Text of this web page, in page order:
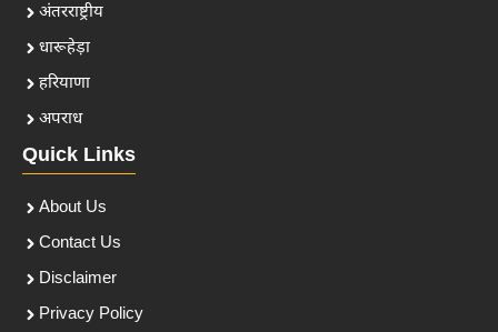
अंतरराष्ट्रीय
धारूहेड़ा
हरियाणा
अपराध
Quick Links
About Us
Contact Us
Disclaimer
Privacy Policy